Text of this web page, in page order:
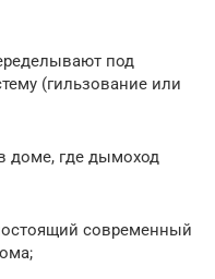
под
(гильзование или
доме, где дымоход
современный